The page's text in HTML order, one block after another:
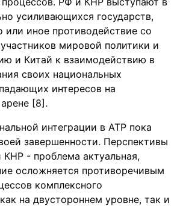
усиливающихся государств,
или иное противодействие со
мировой политики и
и Китай к взаимодействию в
своих национальных
интересов на
[8].
интеграции в АТР пока
завершенности. Перспективы
КНР - проблема актуальная,
осложняется противоречивым
комплексного
на двустороннем уровне, так и